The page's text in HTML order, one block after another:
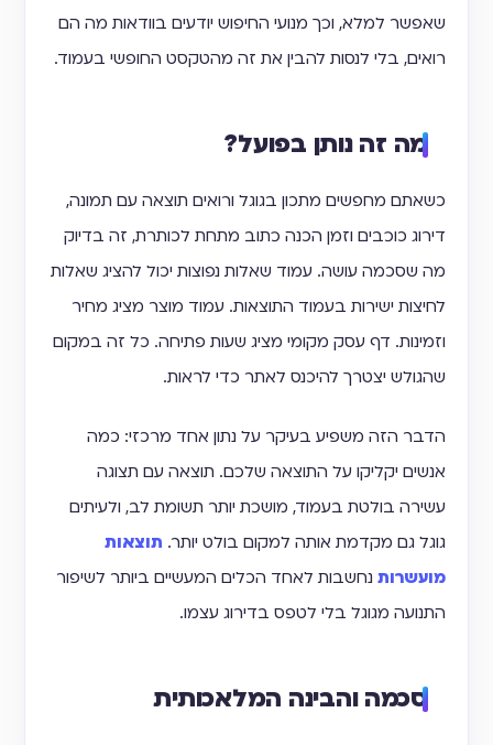
שאפשר למלא, וכך מנועי החיפוש יודעים בוודאות מה הם
רואים, בלי לנסות להבין את זה מהטקסט החופשי בעמוד.
מה זה נותן בפועל?
כשאתם מחפשים מתכון בגוגל ורואים תוצאה עם תמונה,
דירוג כוכבים וזמן הכנה כתוב מתחת לכותרת, זה בדיוק
מה שסכמה עושה. עמוד שאלות נפוצות יכול להציג שאלות
לחיצות ישירות בעמוד התוצאות. עמוד מוצר מציג מחיר
וזמינות. דף עסק מקומי מציג שעות פתיחה. כל זה במקום
שהגולש יצטרך להיכנס לאתר כדי לראות.
הדבר הזה משפיע בעיקר על נתון אחד מרכזי: כמה
אנשים יקליקו על התוצאה שלכם. תוצאה עם תצוגה
עשירה בולטת בעמוד, מושכת יותר תשומת לב, ולעיתים
גוגל גם מקדמת אותה למקום בולט יותר. תוצאות
מועשרות נחשבות לאחד הכלים המעשיים ביותר לשיפור
התנועה מגוגל בלי לטפס בדירוג עצמו.
סכמה והבינה המלאכותית